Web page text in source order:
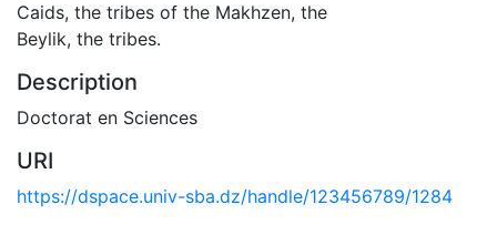
Caids, the tribes of the Makhzen, the
Beylik, the tribes.
Description
Doctorat en Sciences
URI
https://dspace.univ-sba.dz/handle/123456789/1284